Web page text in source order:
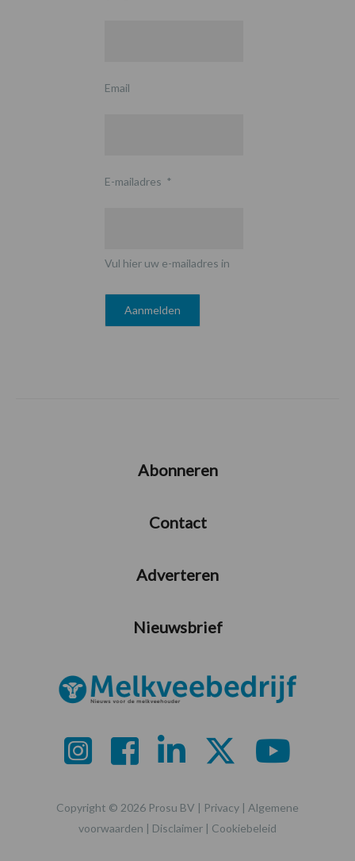
Email
E-mailadres *
Vul hier uw e-mailadres in
Abonneren
Contact
Adverteren
Nieuwsbrief
Copyright © 2026 Prosu BV | Privacy | Algemene
voorwaarden | Disclaimer | Cookiebeleid